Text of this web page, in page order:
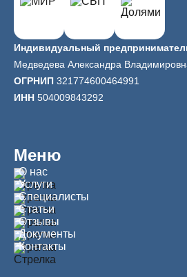
Индивидуальный
Медведева Александра
ОГРНИП 321774600464991
ИНН 504009843292
Меню
О нас
Услуги
Специалисты
Статьи
Отзывы
Документы
Контакты